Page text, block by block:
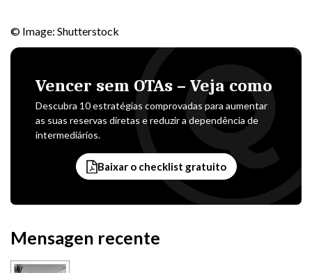
© Image: Shutterstock
Vencer sem OTAs – Veja como
Descubra 10 estratégias comprovadas para aumentar
as suas reservas diretas e reduzir a dependência de
intermediários.
Baixar o checklist gratuito
Mensagen recente